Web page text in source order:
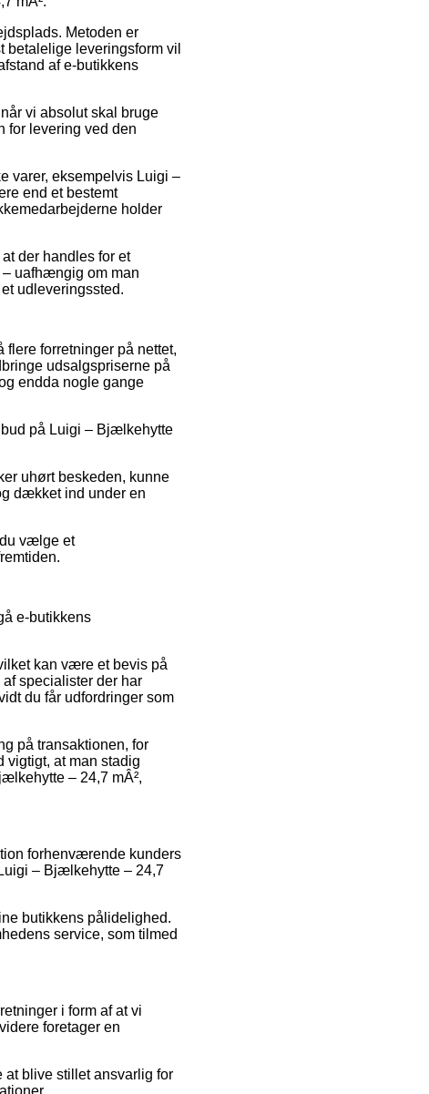
Metoden er
leveringsform vil
af e-butikkens
vi absolut skal bruge
for levering ved den
varer, eksempelvis Luigi –
end et bestemt
holder
der handles for et
– uafhængig om man
udleveringssted.
forretninger på nettet,
udsalgspriserne på
endda nogle gange
på Luigi – Bjælkehytte
uhørt beskeden, kunne
dækket ind under en
vælge et
e-butikkens
kan være et bevis på
specialister der har
du får udfordringer som
på transaktionen, for
vigtigt, at man stadig
– 24,7 mÂ²,
forhenværende kunders
– Bjælkehytte – 24,7
butikkens pålidelighed.
service, som tilmed
i form af at vi
foretager en
blive stillet ansvarlig for